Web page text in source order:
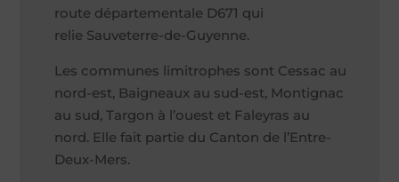
route départementale D671 qui
relie Sauveterre-de-Guyenne.
Les communes limitrophes sont Cessac au
nord-est, Baigneaux au sud-est, Montignac
au sud, Targon à l’ouest et Faleyras au
nord. Elle fait partie du Canton de l’Entre-
Deux-Mers.